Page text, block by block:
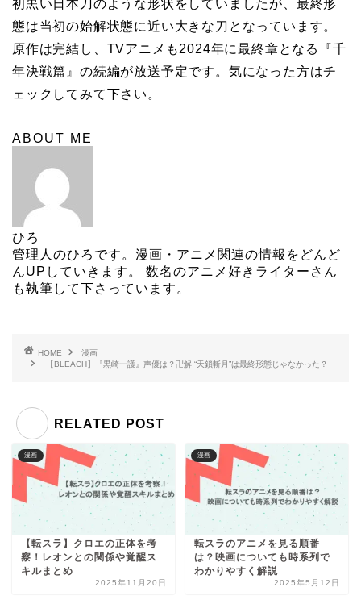
初黒い日本刀のような形状をしていましたが、最終形
態は当初の始解状態に近い大きな刀となっています。
原作は完結し、TVアニメも2024年に最終章となる『千
年決戦篇』の続編が放送予定です。気になった方はチ
ェックしてみて下さい。
ABOUT ME
ひろ
管理人のひろです。漫画・アニメ関連の情報をどんど
んUPしていきます。 数名のアニメ好きライターさん
も執筆して下さっています。
HOME
漫画
【BLEACH】『黒崎一護』声優は？卍解 “天鎖斬月”は最終形態じゃなかった？
RELATED POST
漫画
【転スラ】クロエの正体を考
察！レオンとの関係や覚醒ス
キルまとめ
2025年11月20日
漫画
転スラのアニメを見る順番
は？映画についても時系列で
わかりやすく解説
2025年5月12日